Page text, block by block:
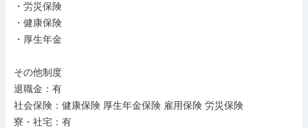
・労災保険
・健康保険
・厚生年金
その他制度
退職金：有
社会保険：健康保険 厚生年金保険 雇用保険 労災保険
寮・社宅：有